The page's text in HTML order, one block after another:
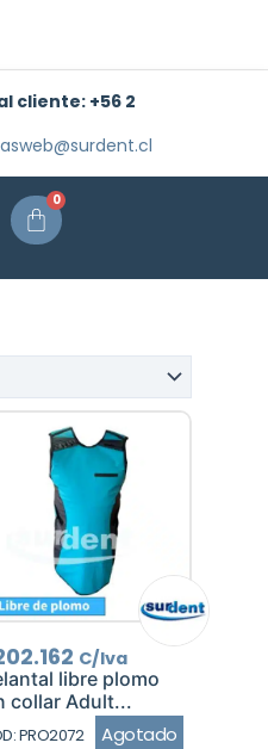
cliente:+56 2
0
Carrito
C/Iva
libre plomo
collar Adult...
PRO2072 Agotado